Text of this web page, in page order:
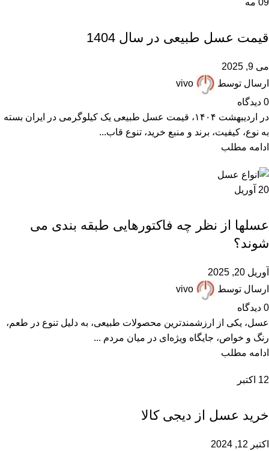
قیمت عسل طبیعی در سال 1404
می 9, 2025
ارسال توسط
vivo
0 دیدگاه
در اردیبهشت ۱۴۰۴، قیمت عسل طبیعی یک کیلوگرمی در ایران بسته
به نوع، کیفیت، برند و منبع خرید، تنوع قاب...
ادامه مطلب
20 آوریل
عسلها از نظر چه فاکتورهایی طبقه بندی می
شوند؟
آوریل 20, 2025
ارسال توسط
vivo
0 دیدگاه
عسل، یکی از ارزشمندترین محصولات طبیعی، به دلیل تنوع در طعم،
رنگ و خواص، جایگاه ویژه‌ای در میان مردم ...
ادامه مطلب
12 اکتبر
فروشگاههای اینترنتی مقالات علمی,همکاران عسل فروشخرید عسل از دیجی کالا
اکتبر 12, 2024